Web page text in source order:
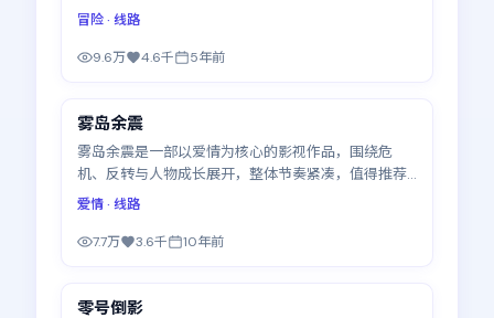
推荐观看。
冒险· 线路
9.6万 4.6千 5年前
最新
雾岛余震
雾岛余震是一部以爱情为核心的影视作品，围绕危
机、反转与人物成长展开，整体节奏紧凑，值得推荐
观看。
爱情· 线路
7.7万 3.6千 10年前
最新
零号倒影